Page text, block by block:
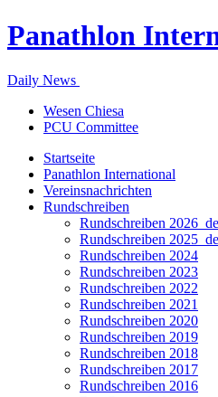
Panathlon
Daily News
Wesen Chiesa
PCU Committee
Startseite
Panathlon International
Vereinsnachrichten
Rundschreiben
Rundschreiben 2026_de
Rundschreiben 2025_de
Rundschreiben 2024
Rundschreiben 2023
Rundschreiben 2022
Rundschreiben 2021
Rundschreiben 2020
Rundschreiben 2019
Rundschreiben 2018
Rundschreiben 2017
Rundschreiben 2016